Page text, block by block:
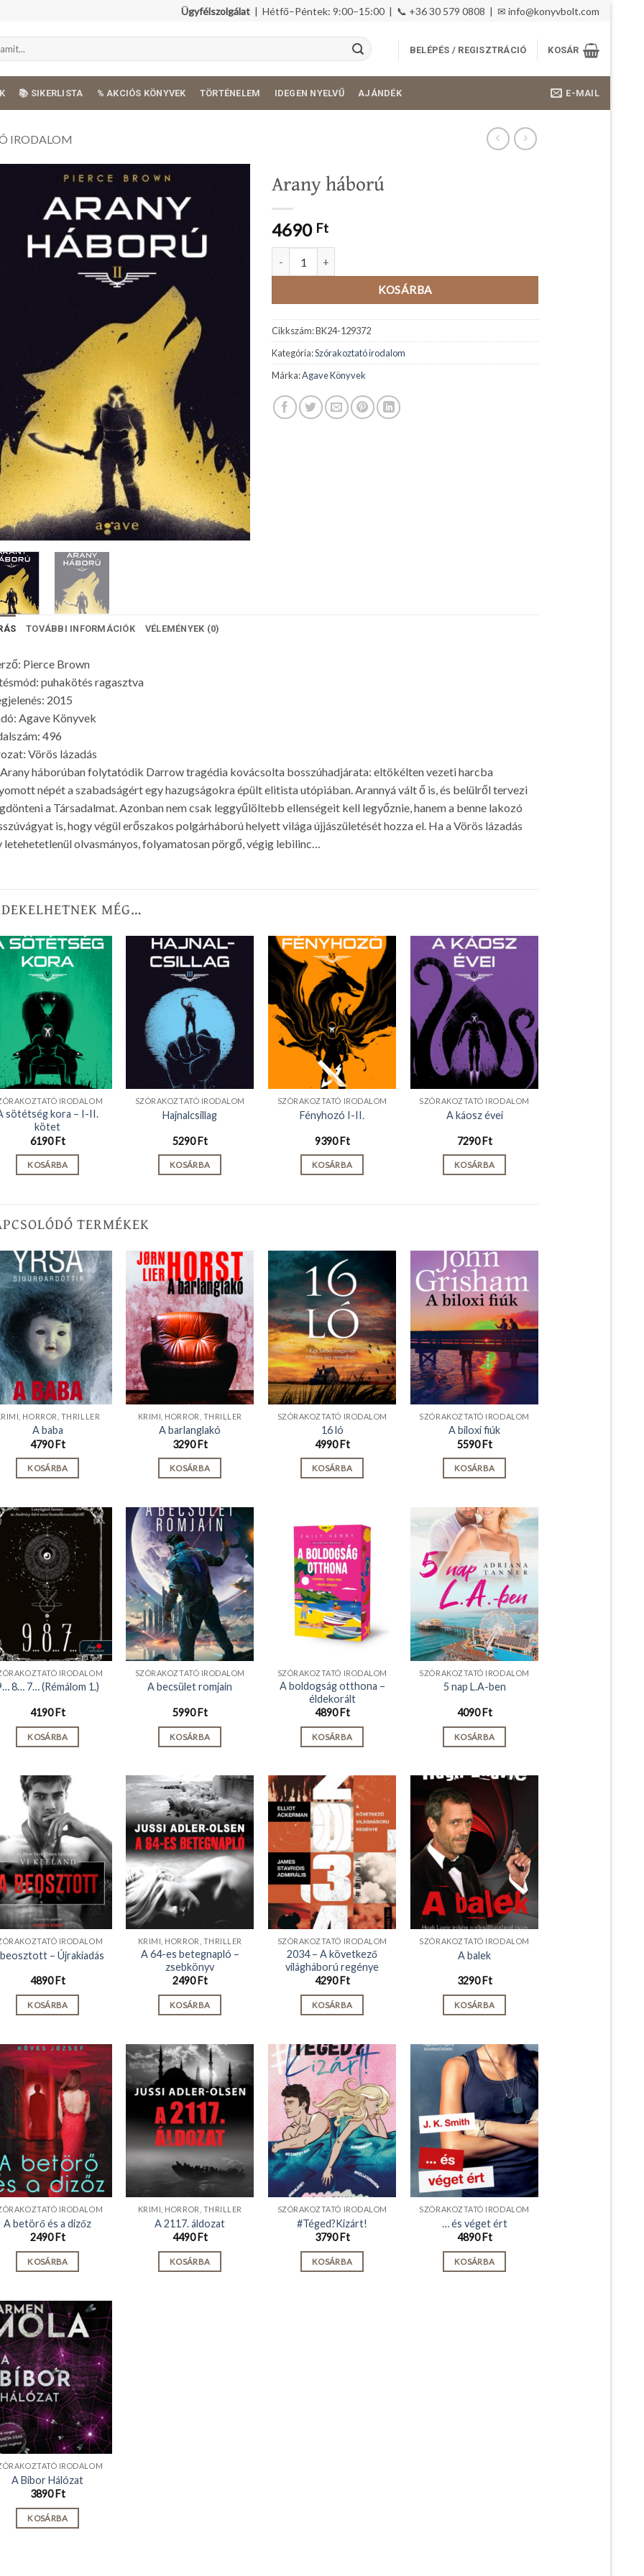
Ügyfélszolgálat | Hétfő–Péntek: 9:00–15:00 | 📞 +36 30 579 0808 | ✉ info@konyvbolt.com
BELÉPÉS / REGISZTRÁCIÓ KOSÁR
📚 SIKERLISTA % AKCIÓS KÖNYVEK TÖRTÉNELEM IDEGEN NYELVŰ AJÁNDÉK E-MAIL
IRODALOM
Arany háború
4690 Ft
KOSÁRBA
Cikkszám:BK24-129372
Kategória:Szórakoztató irodalom
Márka:Agave Könyvek
TOVÁBBI INFORMÁCIÓK VÉLEMÉNYEK (0)
Pierce Brown
puhakötés ragasztva
2015
Agave Könyvek
496
Vörös lázadás
háborúban folytatódik Darrow tragédia kovácsolta bosszúhadjárata: eltökélten vezeti harcba
népét a szabadságért egy hazugságokra épült elitista utópiában. Arannyá vált ő is, és belülről tervezi
a Társadalmat. Azonban nem csak leggyűlöltebb ellenségeit kell legyőznie, hanem a benne lakozó
is, hogy végül erőszakos polgárháború helyett világa újjászületését hozza el. Ha a Vörös lázadás
letehetetlenül olvasmányos, folyamatosan pörgő, végig lebilinc…
MÉG…
IRODALOM
sötétség kora – I-II.
kötet
6190Ft
KOSÁRBA
SZÓRAKOZTATÓ IRODALOM
Hajnalcsillag
5290Ft
KOSÁRBA
SZÓRAKOZTATÓ IRODALOM
Fényhozó I-II.
9390Ft
KOSÁRBA
SZÓRAKOZTATÓ IRODALOM
A káosz évei
7290Ft
KOSÁRBA
TERMÉKEK
HORROR, THRILLER
A baba
4790Ft
KOSÁRBA
KRIMI, HORROR, THRILLER
A barlanglakó
3290Ft
KOSÁRBA
SZÓRAKOZTATÓ IRODALOM
16 ló
4990Ft
KOSÁRBA
SZÓRAKOZTATÓ IRODALOM
A biloxi fiúk
5590Ft
KOSÁRBA
IRODALOM
8… 7… (Rémálom 1.)
4190Ft
KOSÁRBA
SZÓRAKOZTATÓ IRODALOM
A becsület romjain
5990Ft
KOSÁRBA
SZÓRAKOZTATÓ IRODALOM
A boldogság otthona –
éldekorált
4890Ft
KOSÁRBA
SZÓRAKOZTATÓ IRODALOM
5 nap L.A-ben
4090Ft
KOSÁRBA
IRODALOM
– Újrakiadás
4890Ft
KOSÁRBA
KRIMI, HORROR, THRILLER
A 64-es betegnapló –
zsebkönyv
2490Ft
KOSÁRBA
SZÓRAKOZTATÓ IRODALOM
2034 – A következő
világháború regénye
4290Ft
KOSÁRBA
SZÓRAKOZTATÓ IRODALOM
A balek
3290Ft
KOSÁRBA
IRODALOM
A betörő és a dizőz
2490Ft
KOSÁRBA
KRIMI, HORROR, THRILLER
A 2117. áldozat
4490Ft
KOSÁRBA
SZÓRAKOZTATÓ IRODALOM
#Téged?Kizárt!
3790Ft
KOSÁRBA
SZÓRAKOZTATÓ IRODALOM
… és véget ért
4890Ft
KOSÁRBA
IRODALOM
A Bíbor Hálózat
3890Ft
KOSÁRBA